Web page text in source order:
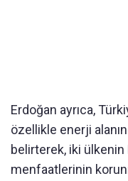
Erdoğan ayrıca,
özellikle enerji
belirterek, iki ülkenin
menfaatlerinin